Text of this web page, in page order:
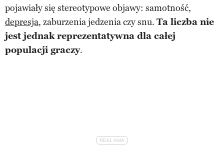
pojawiały się stereotypowe objawy: samotność,
depresja, zaburzenia jedzenia czy snu. Ta liczba nie
jest jednak reprezentatywna dla całej
populacji graczy.